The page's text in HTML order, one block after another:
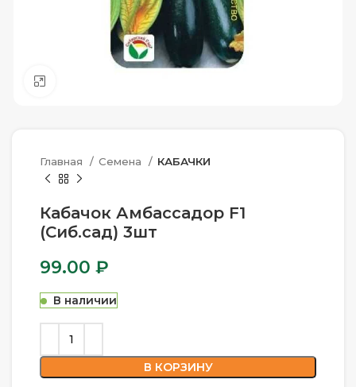
Главная Семена КАБАЧКИ
Кабачок Амбассадор F1
(Сиб.сад) 3шт
99.00 ₽
В наличии
В КОРЗИНУ